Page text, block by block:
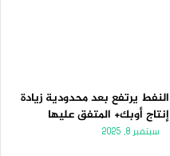
النفط يرتفع بعد محدودية زيادة
إنتاج أوبك+ المتفق عليها
سبتمبر 8, 2025